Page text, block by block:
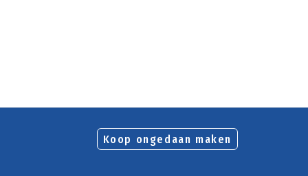
Koop ongedaan maken